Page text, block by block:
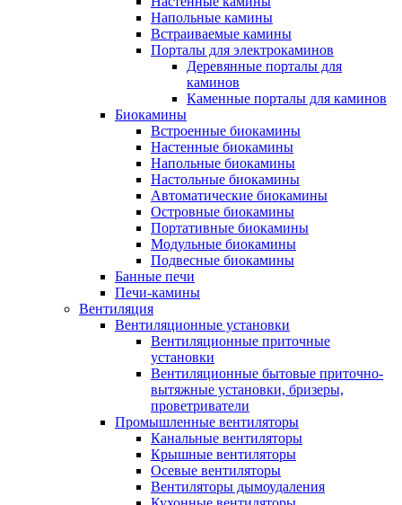
Напольные камины
Встраиваемые камины
Порталы для электрокаминов
Деревянные порталы для
каминов
Каменные порталы для каминов
Биокамины
Встроенные биокамины
Настенные биокамины
Напольные биокамины
Настольные биокамины
Автоматические биокамины
Островные биокамины
Портативные биокамины
Модульные биокамины
Подвесные биокамины
Банные печи
Печи-камины
Вентиляция
Вентиляционные установки
Вентиляционные приточные
установки
Вентиляционные бытовые приточно-
вытяжные установки, бризеры,
проветриватели
Промышленные вентиляторы
Канальные вентиляторы
Крышные вентиляторы
Осевые вентиляторы
Вентиляторы дымоудаления